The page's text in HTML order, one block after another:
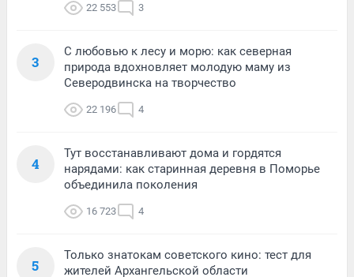
22 553 3
3
С любовью к лесу и морю: как северная
природа вдохновляет молодую маму из
Северодвинска на творчество
22 196 4
4
Тут восстанавливают дома и гордятся
нарядами: как старинная деревня в Поморье
объединила поколения
16 723 4
5
Только знатокам советского кино: тест для
жителей Архангельской области